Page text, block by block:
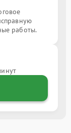
работы.